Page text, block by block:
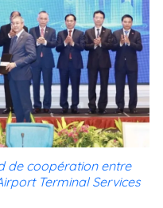
de coopération entre
Terminal Services